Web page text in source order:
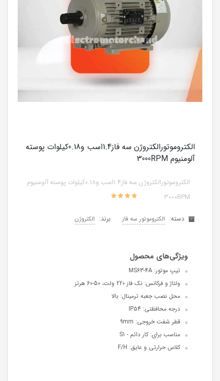
الکتروموتورالکتروژن سه فاز1.4اسب و0.18کیلوات پوسته
آلومنیوم 3000RPM
الکتروموتورالکتروژن سه فاز1.4اسب و0.18کیلوات پوسته آلومنیوم
3000RPM
دسته: الکتروموتور سه فاز برند: الکتروژن
تیپ موتور: MS63-4A
ولتاژ و فرکانس: نک فاز 220 ولت، 50-60 هرتز
محل نصب جعبه ترمینال: بالا
درجه محافظتی: IP54
قطر شفت خروجی: 9mm
مناسب برای: کار دائم - S1
کلاس حرارتی و عایق: F/H